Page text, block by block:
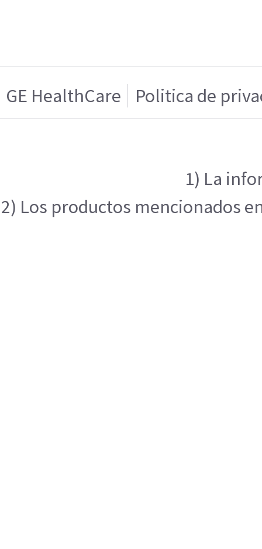
GE HealthCare Politica de
1) La
2) Los productos mencionados